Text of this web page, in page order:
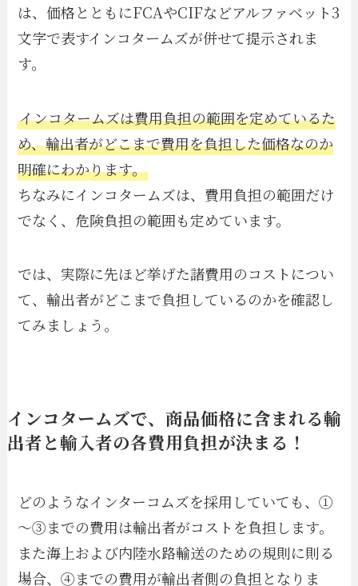
は、価格とともにFCAやCIFなどアルファベット3
文字で表すインコタームズが併せて提示されま
す。
インコタームズは費用負担の範囲を定めているた
め、輸出者がどこまで費用を負担した価格なのか
明確にわかります。
ちなみにインコタームズは、費用負担の範囲だけ
でなく、危険負担の範囲も定めています。
では、実際に先ほど挙げた諸費用のコストについ
て、輸出者がどこまで負担しているのかを確認し
てみましょう。
インコタームズで、商品価格に含まれる輸
出者と輸入者の各費用負担が決まる！
どのようなインターコムズを採用していても、①
～③までの費用は輸出者がコストを負担します。
また海上および内陸水路輸送のための規則に則る
場合、④までの費用が輸出者側の負担となりま